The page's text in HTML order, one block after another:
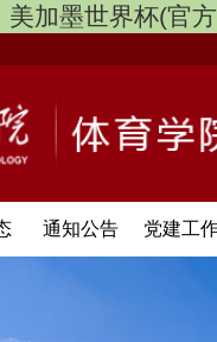
美加墨世界杯(官
通知公告 党建工